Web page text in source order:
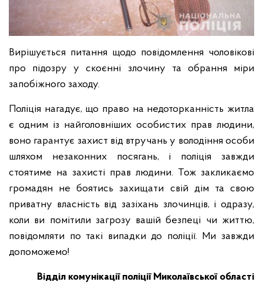
Вирішується питання щодо повідомлення чоловікові
про підозру у скоєнні злочину та обрання міри
запобіжного заходу.
Поліція нагадує, що право на недоторканність житла
є одним із найголовніших особистих прав людини,
воно гарантує захист від втручань у володіння особи
шляхом незаконних посягань, і поліція завжди
стоятиме на захисті прав людини. Тож закликаємо
громадян не боятись захищати свій дім та свою
приватну власність від зазіхань злочинців, і одразу,
коли ви помітили загрозу вашій безпеці чи життю,
повідомляти по такі випадки до поліції. Ми завжди
допоможемо!
Відділ комунікації поліції Миколаївської області